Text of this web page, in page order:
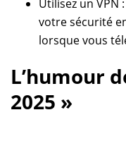
Utilisez un
votre sécurité
lorsque vous
L’humour
2025 »